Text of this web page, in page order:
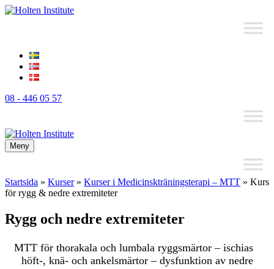
08 - 446 05 57
Meny
Startsida » Kurser» Kurser i Medicinskträningsterapi – MTT » Kurs
för rygg & nedre extremiteter
Rygg och nedre extremiteter
MTT för thorakala och lumbala ryggsmärtor – ischias
höft-, knä- och ankelsmärtor – dysfunktion av nedre